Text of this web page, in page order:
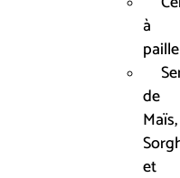
à
paille
de
Maïs,
et